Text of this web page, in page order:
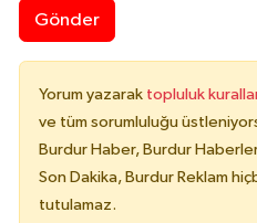
Gönder
Yorum yazarak topluluk
ve tüm sorumluluğu
Burdur Haber, Burdur
Son Dakika, Burdur Reklam
tutulamaz.